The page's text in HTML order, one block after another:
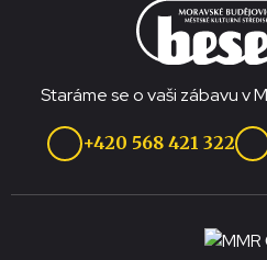
Staráme se o vaši zábavu v
+420 568 421 322